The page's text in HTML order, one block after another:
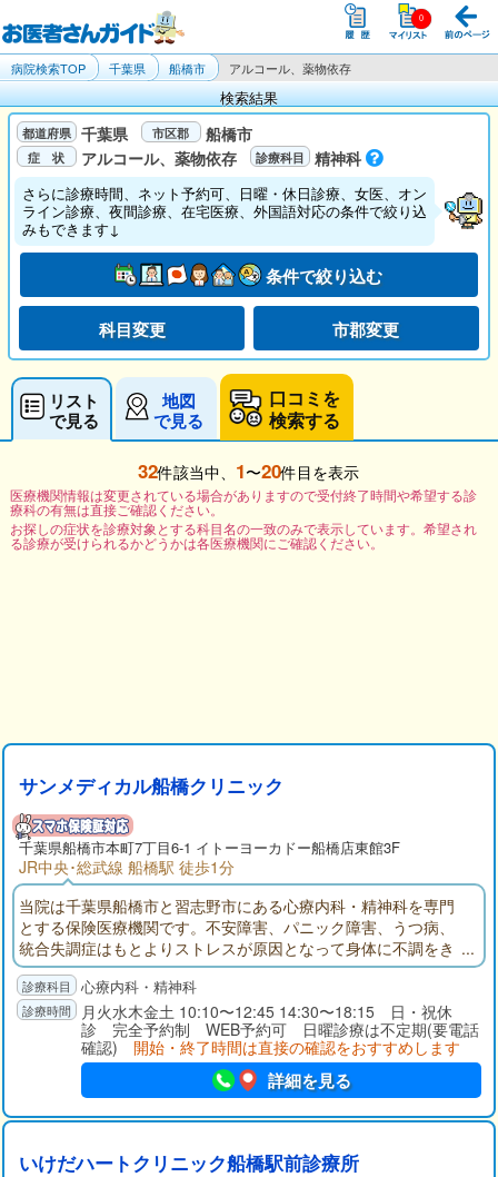
病院検索TOP 千葉県 船橋市 アルコール、薬物依存
検索結果
千葉県
船橋市
アルコール、薬物依存
精神科
さらに診療時間、ネット予約可、日曜・休日診療、女医、オン
ライン診療、夜間診療、在宅医療、外国語対応の条件で絞り込
みもできます↓
条件で絞り込む
科目変更 市郡変更
リスト
で見る
地図
で見る
口コミを
検索する
32件該当中、 1〜20件目を表示
医療機関情報は変更されている場合がありますので受付終了時間や希望する診
療科の有無は直接ご確認ください。
お探しの症状を診療対象とする科目名の一致のみで表示しています。希望され
る診療が受けられるかどうかは各医療機関にご確認ください。
サンメディカル船橋クリニック
千葉県船橋市本町7丁目6-1 イトーヨーカドー船橋店東館3F
JR中央･総武線 船橋駅 徒歩1分
当院は千葉県船橋市と習志野市にある心療内科・精神科を専門
とする保険医療機関です。不安障害、パニック障害、うつ病、
統合失調症はもとよりストレスが原因となって身体に不調をき
たしている状態全般を診察致しております。発達障害の検査・
診断・治療もいたします。親切丁寧な診察とどなたにもわかり
やすい説明を心がけております。何か少しでも気になることが
あれば、どうぞお気軽にご相談下さい。
心療内科・精神科
月火水木金土 10:10〜12:45 14:30〜18:15 日・祝休
診 完全予約制 WEB予約可 日曜診療は不定期(要電話
確認) 開始・終了時間は直接の確認をおすすめします
詳細を見る
いけだハートクリニック船橋駅前診療所